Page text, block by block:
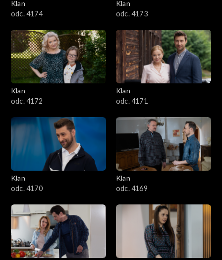
Klan
odc. 4174
Klan
odc. 4173
Klan
odc. 4172
Klan
odc. 4171
Klan
odc. 4170
Klan
odc. 4169